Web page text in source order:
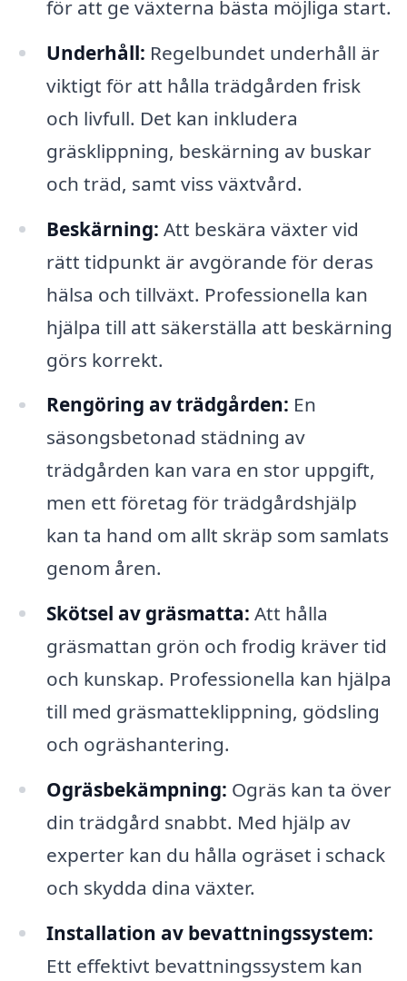
för att ge växterna bästa möjliga start.
Underhåll: Regelbundet underhåll är
viktigt för att hålla trädgården frisk
och livfull. Det kan inkludera
gräsklippning, beskärning av buskar
och träd, samt viss växtvård.
Beskärning: Att beskära växter vid
rätt tidpunkt är avgörande för deras
hälsa och tillväxt. Professionella kan
hjälpa till att säkerställa att beskärning
görs korrekt.
Rengöring av trädgården: En
säsongsbetonad städning av
trädgården kan vara en stor uppgift,
men ett företag för trädgårdshjälp
kan ta hand om allt skräp som samlats
genom åren.
Skötsel av gräsmatta: Att hålla
gräsmattan grön och frodig kräver tid
och kunskap. Professionella kan hjälpa
till med gräsmatteklippning, gödsling
och ogräshantering.
Ogräsbekämpning: Ogräs kan ta över
din trädgård snabbt. Med hjälp av
experter kan du hålla ogräset i schack
och skydda dina växter.
Installation av bevattningssystem:
Ett effektivt bevattningssystem kan